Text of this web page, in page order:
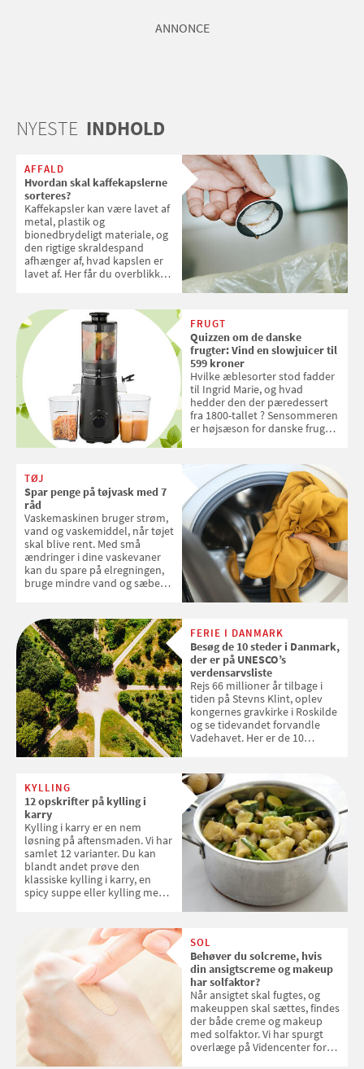
ANNONCE
NYESTE INDHOLD
AFFALD
Hvordan skal kaffekapslerne
sorteres?
Kaffekapsler kan være lavet af
metal, plastik og
bionedbrydeligt materiale, og
den rigtige skraldespand
afhænger af, hvad kapslen er
lavet af. Her får du overblikket
FRUGT
Quizzen om de danske
frugter: Vind en slowjuicer til
599 kroner
Hvilke æblesorter stod fadder
til Ingrid Marie, og hvad
hedder den der pæredessert
fra 1800-tallet ? Sensommeren
er højsæson for danske fruger,
favoritter. Det fejrer Samvirke
med en quiz om alt det danske
frugt, vi elsker. Konkurrencen
slutter fredag d. 18. september
2026
TØJ
Spar penge på tøjvask med 7
råd
Vaskemaskinen bruger strøm,
vand og vaskemiddel, når tøjet
skal blive rent. Med små
ændringer i dine vaskevaner
kan du spare på elregningen,
bruge mindre vand og sæbe
enkle råd til at spare penge på
tøjvasken
FERIE I DANMARK
Besøg de 10 steder i Danmark,
der er på UNESCO’s
verdensarvsliste
Rejs 66 millioner år tilbage i
tiden på Stevns Klint, oplev
kongernes gravkirke i Roskilde
og se tidevandet forvandle
Vadehavet. Her er de 10
KYLLING
12 opskrifter på kylling i
karry
Kylling i karry er en nem
løsning på aftensmaden. Vi har
samlet 12 varianter. Du kan
blandt andet prøve den
klassiske kylling i karry, en
spicy suppe eller kylling med
SOL
Behøver du solcreme, hvis
din ansigtscreme og makeup
har solfaktor?
Når ansigtet skal fugtes, og
makeuppen skal sættes, findes
der både creme og makeup
med solfaktor. Vi har spurgt
overlæge på Videncenter for